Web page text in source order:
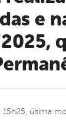
e
última